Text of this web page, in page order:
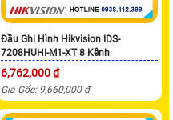
Đầu Ghi Hình Hikvision IDS-
7208HUHI-M1-XT 8 Kênh
6,762,000 ₫
Giá Gốc: 9,660,000 ₫